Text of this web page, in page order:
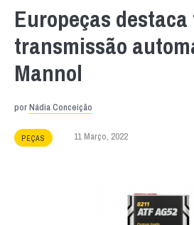
Europeças
transmissão
Mannol
porNádia Conceição
PEÇAS 11 Março, 2022